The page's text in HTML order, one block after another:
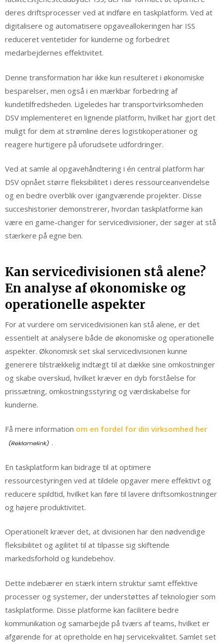
deres driftsprocesser ved at indføre en taskplatform. Ved at
digitalisere og automatisere opgaveallokeringen har ISS
reduceret ventetider for kunderne og forbedret
medarbejdernes effektivitet.
Denne transformation har ikke kun resulteret i økonomiske
besparelser, men også i en mærkbar forbedring af
kundetilfredsheden. Ligeledes har transportvirksomheden
DSV implementeret en lignende platform, hvilket har gjort det
muligt for dem at strømline deres logistikoperationer og
reagere hurtigere på uforudsete udfordringer.
Ved at samle al opgavehåndtering i én central platform har
DSV opnået større fleksibilitet i deres ressourceanvendelse
og en bedre overblik over igangværende projekter. Disse
succeshistorier demonstrerer, hvordan taskplatforme kan
være en game-changer for servicedivisioner, der søger at stå
stærkere på egne ben.
Kan servicedivisionen stå alene?
En analyse af økonomiske og
operationelle aspekter
For at vurdere om servicedivisionen kan stå alene, er det
essentielt at analysere både de økonomiske og operationelle
aspekter. Økonomisk set skal servicedivisionen kunne
generere tilstrækkelig indtægt til at dække sine omkostninger
og skabe overskud, hvilket kræver en dyb forståelse for
prissætning, omkostningsstyring og værdiskabelse for
kunderne.
Få mere information om en fordel for din virksomhed her
.
En taskplatform kan bidrage til at optimere
ressourcestyringen ved at tildele opgaver mere effektivt og
reducere spildtid, hvilket kan føre til lavere driftsomkostninger
og højere produktivitet.
Operationelt kræver det, at divisionen har den nødvendige
fleksibilitet og agilitet til at tilpasse sig skiftende
markedsforhold og kundebehov.
Dette indebærer en stærk intern struktur samt effektive
processer og systemer, der understøttes af teknologier som
taskplatforme. Disse platforme kan facilitere bedre
kommunikation og samarbejde på tværs af teams, hvilket er
afgørende for at opretholde en høj servicekvalitet. Samlet set